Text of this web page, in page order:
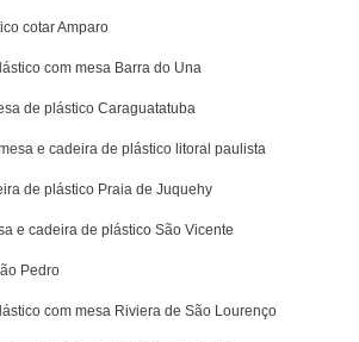
cotar Amparo
com mesa Barra do Una
de plástico Caraguatatuba
e cadeira de plástico litoral paulista
de plástico Praia de Juquehy
e cadeira de plástico São Vicente
Pedro
com mesa Riviera de São Lourenço